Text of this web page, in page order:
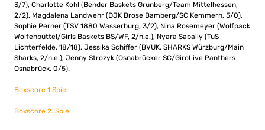
3/7), Charlotte Kohl (Bender Baskets Grünberg/Team Mittelhessen,
2/2), Magdalena Landwehr (DJK Brose Bamberg/SC Kemmern, 5/0),
Sophie Perner (TSV 1880 Wasserburg, 3/2), Nina Rosemeyer (Wolfpack
Wolfenbüttel/Girls Baskets BS/WF, 2/n.e.), Nyara Sabally (TuS
Lichterfelde, 18/18), Jessika Schiffer (BVUK. SHARKS Würzburg/Main
Sharks, 2/n.e.), Jenny Strozyk (Osnabrücker SC/GiroLive Panthers
Osnabrück, 0/5).
Boxscore 1.Spiel
Boxscore 2. Spiel